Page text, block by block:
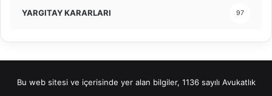
YARGITAY KARARLARI 97
Bu web sitesi ve içerisinde yer alan bilgiler, 1136 sayılı Avukatlık